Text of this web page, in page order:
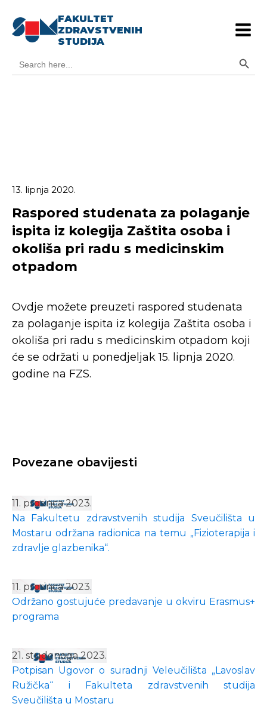
FAKULTET
ZDRAVSTVENIH
STUDIJA
for:
13. lipnja 2020.
Raspored studenata za polaganje
ispita iz kolegija Zaštita osoba i
okoliša pri radu s medicinskim
otpadom
Ovdje možete preuzeti raspored studenata
za polaganje ispita iz kolegija Zaštita osoba i
okoliša pri radu s medicinskim otpadom koji
će se održati u ponedjeljak 15. lipnja 2020.
godine na FZS.
Povezane obavijesti
11. prosinca 2023.
Na Fakultetu zdravstvenih studija Sveučilišta u
Mostaru održana radionica na temu „Fizioterapija i
zdravlje glazbenika“.
11. prosinca 2023.
Održano gostujuće predavanje u okviru Erasmus+
programa
21. studenoga 2023.
Potpisan Ugovor o suradnji Veleučilišta „Lavoslav
Ružička“ i Fakulteta zdravstvenih studija
Sveučilišta u Mostaru